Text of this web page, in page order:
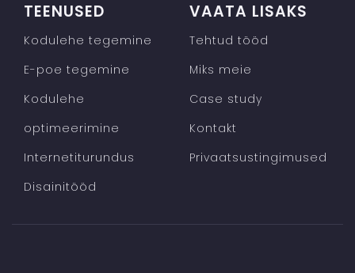
TEENUSED
Kodulehe tegemine
E-poe tegemine
Kodulehe
optimeerimine
Internetiturundus
Disainitööd
VAATA LISAKS
Tehtud tööd
Miks meie
Case study
Kontakt
Privaatsustingimused